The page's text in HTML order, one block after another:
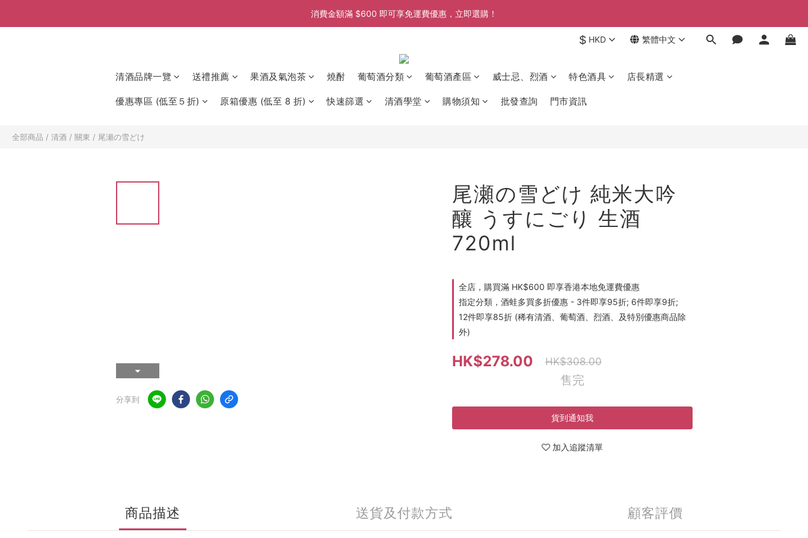
消費金額滿 $600 即可享免運費優惠，立即選購！
消費金額滿 $600 即可享免運費優惠，立即選購！
$ HKD 繁體中文
清酒品牌一覽 送禮推薦 果酒及氣泡茶 燒酎 葡萄酒分類 葡萄酒產區 威士忌、烈酒 特色酒具 店長精選
優惠專區 (低至５折) 原箱優惠 (低至 8 折) 快速篩選 清酒學堂 購物須知 批發查詢 門市資訊
全部商品 / 清酒 / 關東 / 尾瀬の雪どけ
分享到
尾瀬の雪どけ 純米大吟
釀 うすにごり 生酒
720ml
全店，購買滿 HK$600 即享香港本地免運費優惠
指定分類，酒蛙多買多折優惠 - 3件即享95折; 6件即享9折;
12件即享85折 (稀有清酒、葡萄酒、烈酒、及特別優惠商品除
外)
HK$278.00 HK$308.00
售完
貨到通知我
加入追蹤清單
商品描述 送貨及付款方式 顧客評價